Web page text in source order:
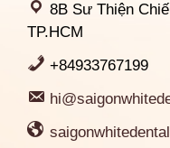
8B Sư Thiện
TP.HCM
+84933767199